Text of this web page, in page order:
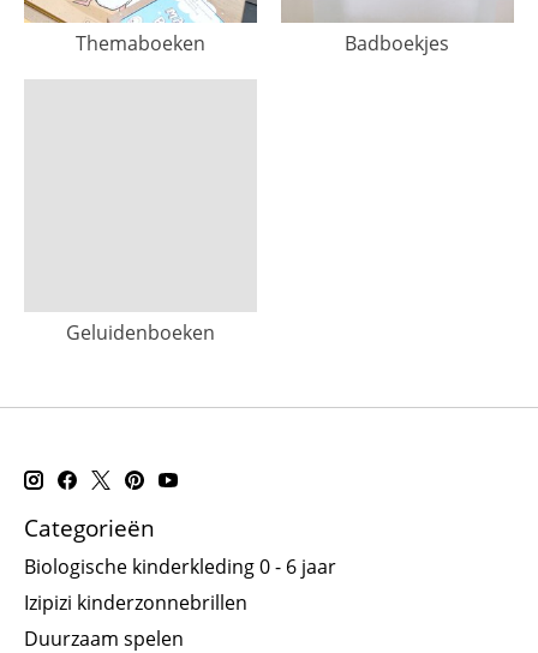
Themaboeken Badboekjes
Geluidenboeken
Categorieën
Biologische kinderkleding 0 - 6 jaar
Izipizi kinderzonnebrillen
Duurzaam spelen